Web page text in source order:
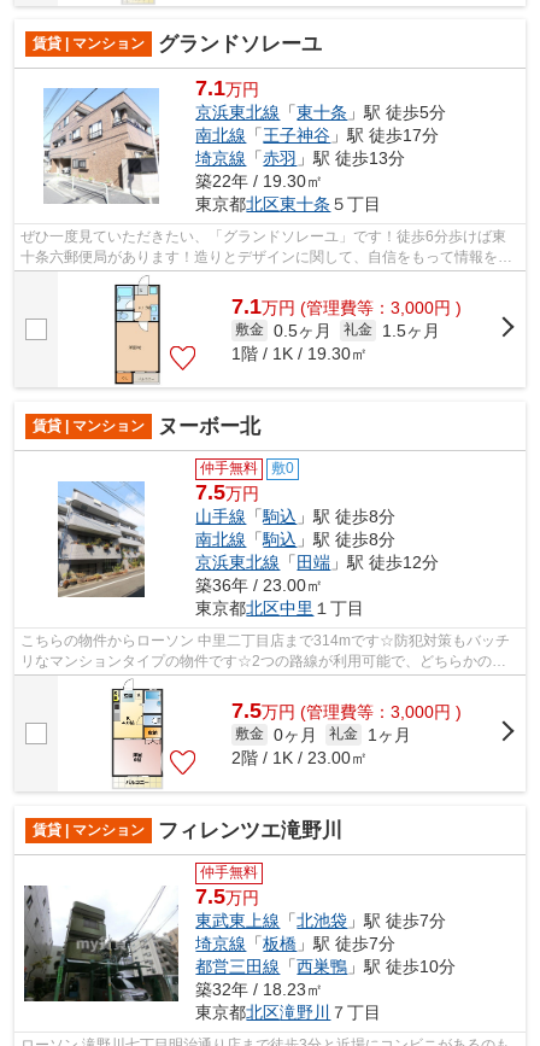
賃貸 | マンション グランドソレーユ
7.1万円
京浜東北線 「東十条 」駅 徒歩5分
南北線 「王子神谷 」駅 徒歩17分
埼京線 「赤羽 」駅 徒歩13分
築22年 / 19.30㎡
東京都北区東十条 ５丁目
ぜひ一度見ていただきたい、「グランドソレーユ」です！徒歩6分歩けば東
十条六郵便局があります！造りとデザインに関して、自信をもって情報を提
供できるマンションです！こちらの物件...
7.1万円 (管理費等：3,000円 )
敷金 0.5ヶ月 礼金
1.5ヶ月
1階 / 1K / 19.30㎡
賃貸 | マンション ヌーボー北
仲手無料 敷0
7.5万円
山手線 「駒込 」駅 徒歩8分
南北線 「駒込 」駅 徒歩8分
京浜東北線 「 田端 」駅 徒歩12分
築36年 / 23.00㎡
東京都北区中里 １丁目
こちらの物件からローソン 中里二丁目店まで314mです☆防犯対策もバッチ
リなマンションタイプの物件です☆2つの路線が利用可能で、どちらかの路
線にトラブルがあっても別ルートが使えま...
7.5万円 (管理費等：3,000円 )
敷金 0ヶ月 礼金
1ヶ月
2階 / 1K / 23.00㎡
賃貸 | マンション フィレンツエ滝野川
仲手無料
7.5万円
東武東上線 「北池袋 」駅 徒歩7分
埼京線 「板橋 」駅 徒歩7分
都営三田線 「西巣鴨 」駅 徒歩10分
築32年 / 18.23㎡
東京都北区滝野川 ７丁目